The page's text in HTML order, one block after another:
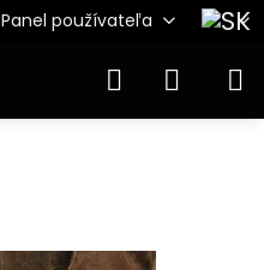
Panel používateľa